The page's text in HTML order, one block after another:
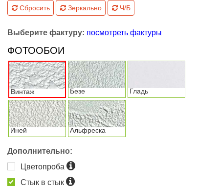
Сбросить Зеркально Ч/Б
Выберите фактуру: посмотреть фактуры
ФОТООБОИ
Винтаж Безе Гладь
Иней Альфреска
Дополнительно:
Цветопроба
Стык в стык